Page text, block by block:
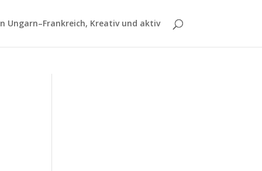
Ungarn–Frankreich, Kreativ und aktiv